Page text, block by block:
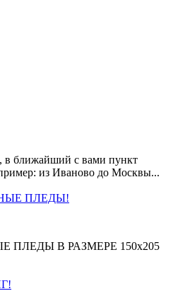
в ближайший с вами пункт
из Иваново до Москвы...
ПЛЕДЫ!
В РАЗМЕРЕ 150х205